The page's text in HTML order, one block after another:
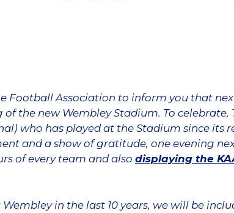
Football Association to inform you that
the new Wembley Stadium. To
who has played at the Stadium since its
and a show of gratitude, one evening
of every team and also displaying the
in the last 10 years, we will be